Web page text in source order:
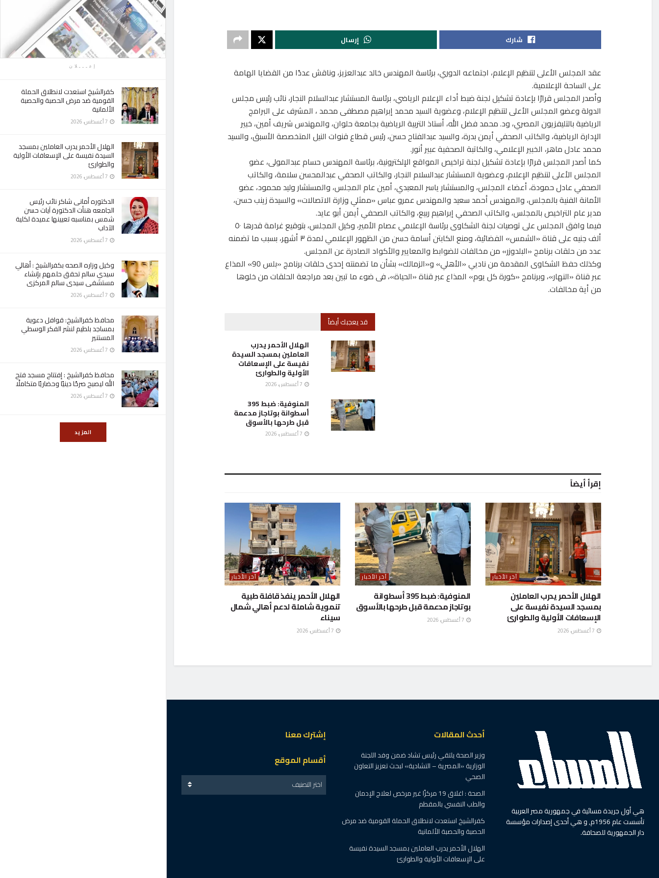
إعـــلان
كفرالشيخ استعدت لانطلاق الحملة
القومية ضد مرض الحصبة والحصبة
الألمانية
الهلال الأحمر يدرب العاملين بمسجد
السيدة نفيسة على الإسعافات الأولية
والطوارئ
الدكتوره أمانى شاكر نائب رئيس
الجامعه هنأت الدكتورة آيات حسن
شمس بمناسبه تعيينها عميدة لكلية
الآداب
وكيل وزاره الصحه بكفرالشيخ : أهالي
سيدي سالم تحقق حلمهم بإنشاء
مستشفى سيدى سالم المركزى
محافظ كفرالشيخ: قوافل دعوية
بمساجد بلطيم لنشر الفكر الوسطي
المستنير
محافظ كفرالشيخ : إفتتاح مسجد فتح
الله ليصبح صرحًا دينيًا وحضاريًا متكاملًا
المزيد
شارك إرسال
عقد المجلس الأعلى لتنظيم الإعلام، اجتماعه الدوري، برئاسة المهندس خالد عبدالعزيز، وناقش عددًا من القضايا الهامة
على الساحة الإعلامية.
وأصدر المجلس قرارًا بإعادة تشكيل لجنة ضبط أداء الإعلام الرياضي، برئاسة المستشار عبدالسلام النجار، نائب رئيس مجلس
الدولة وعضو المجلس الأعلى لتنظيم الإعلام، وعضوية السيد محمد إبراهيم مصطفى محمد ، المشرف على البرامج
الرياضية بالتليفزيون المصري، ود. محمد فضل الله، أستاذ التربية الرياضية بجامعة حلوان، والمهندس شريف أمين، خبير
الإدارة الرياضية، والكاتب الصحفي أيمن بدرة، والسيد عبدالفتاح حسن، رئيس قطاع قنوات النيل المتخصصة الأسبق، والسيد
محمد عادل ماهر، الخبير الإعلامي، والكاتبة الصحفية عبير أنور.
كما أصدر المجلس قرارًا بإعادة تشكيل لجنة تراخيص المواقع الإلكترونية، برئاسة المهندس حسام عبدالمولى، عضو
المجلس الأعلى لتنظيم الإعلام، وعضوية المستشار عبدالسلام النجار، والكاتب الصحفي عبدالمحسن سلامة، والكاتب
الصحفي عادل حمودة، أعضاء المجلس، والمستشار ياسر المعبدي، أمين عام المجلس، والمستشار وليد محمود، عضو
الأمانة الفنية بالمجلس، والمهندس أحمد سعيد والمهندس عمرو عباس «ممثلي وزارة الاتصالات» والسيدة زينب حسن،
مدير عام التراخيص بالمجلس، والكاتب الصحفي إبراهيم ربيع، والكاتب الصحفي أيمن أبو عايد.
فيما وافق المجلس على توصيات لجنة الشكاوى برئاسة الإعلامي عصام الأمير، وكيل المجلس، بتوقيع غرامة قدرها ٥٠
ألف جنيه على قناة «الشمس» الفضائية، ومنع الكابتن أسامة حسن من الظهور الإعلامي لمدة ٣ أشهر، بسبب ما تضمنه
عدد من حلقات برنامج «البلدوزر» من مخالفات للضوابط والمعايير والأكواد الصادرة عن المجلس.
وكذلك حفظ الشكاوى المقدمة من ناديي «الأهلي» و«الزمالك» بشأن ما تضمنته إحدى حلقات برنامج «بلس 90» المذاع
عبر قناة «النهار»، وبرنامج «كورة كل يوم» المذاع عبر قناة «الحياة»، فى ضوء ما تبين بعد مراجعة الحلقات من خلوها
من أية مخالفات.
قد يعجبك أيضاً
الهلال الأحمر يدرب
العاملين بمسجد السيدة
نفيسة على الإسعافات
الأولية والطوارئ
المنوفية: ضبط 395
أسطوانة بوتاجاز مدعمة
قبل طرحها بالأسوق
إقرأ أيضاً
آخر الأخبار
الهلال الأحمر يدرب العاملين
بمسجد السيدة نفيسة على
الإسعافات الأولية والطوارئ
آخر الأخبار
المنوفية: ضبط 395 أسطوانة
بوتاجاز مدعمة قبل طرحها بالأسوق
آخر الأخبار
الهلال الأحمر ينفذ قافلة طبية
تنموية شاملة لدعم أهالي شمال
سيناء
هي أول جريدة مسائية في جمهورية مصر العربية
تأسست عام 1956م, و هي أحدى إصدارات مؤسسة
دار الجمهورية للصحافة.
أحدث المقالات
وزير الصحة يلتقي رئيس تشاد ضمن وفد اللجنة
الوزارية «المصرية – التشادية» لبحث تعزيز التعاون
الصحي
الصحة : اغلاق 19 مركزًا غير مرخص لعلاج الإدمان
والطب النفسي بالمقطم
كفرالشيخ استعدت لانطلاق الحملة القومية ضد مرض
الحصبة والحصبة الألمانية
الهلال الأحمر يدرب العاملين بمسجد السيدة نفيسة
على الإسعافات الأولية والطوارئ
إشترك معنا
أقسام الموقع
اختر التصنيف